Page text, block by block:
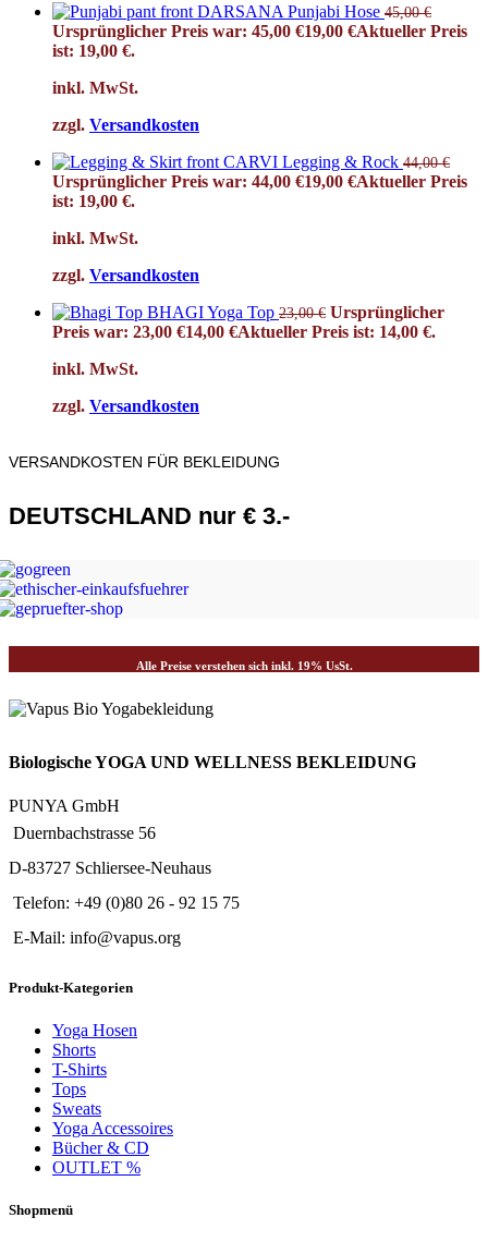
DARSANA Punjabi Hose 45,00€
Ursprünglicher Preis war: 45,00 €19,00 €Aktueller Preis
ist: 19,00 €.
inkl. MwSt.
zzgl. Versandkosten
CARVI Legging & Rock 44,00€
Ursprünglicher Preis war: 44,00 €19,00 €Aktueller Preis
ist: 19,00 €.
inkl. MwSt.
zzgl. Versandkosten
BHAGI Yoga Top 23,00€ Ursprünglicher
Preis war: 23,00 €14,00 €Aktueller Preis ist: 14,00 €.
inkl. MwSt.
zzgl. Versandkosten
VERSANDKOSTEN FÜR BEKLEIDUNG
DEUTSCHLAND nur € 3.-
JETZT EINKAUFEN
Alle Preise verstehen sich inkl. 19% UsSt.
Biologische YOGA UND WELLNESS BEKLEIDUNG
PUNYA GmbH
Duernbachstrasse 56
D-83727 Schliersee-Neuhaus
Telefon: +49 (0)80 26 - 92 15 75
E-Mail: info@vapus.org
Produkt-Kategorien
Yoga Hosen
Shorts
T-Shirts
Tops
Sweats
Yoga Accessoires
Bücher & CD
OUTLET %
Shopmenü